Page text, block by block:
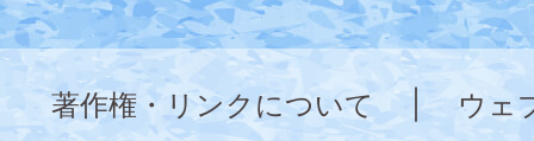
神
奈
川
著作権・リンクについて
ウェ